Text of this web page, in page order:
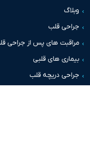
قلب
های پس از جراحی قلب
های قلبی
دریچه قلب